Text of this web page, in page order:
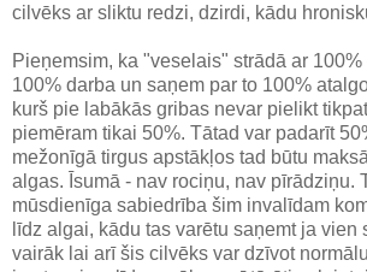
cilvēks ar sliktu redzi, dzirdi, kādu
Pieņemsim, ka "veselais" strādā ar
100% darba un saņem par to 100%
kurš pie labākās gribas nevar pielikt
piemēram tikai 50%. Tātad var padarīt
mežonīgā tirgus apstākļos tad būtu
algas. Īsumā - nav rociņu, nav pīrādziņu.
mūsdienīga sabiedrība šim invalīdam
līdz algai, kādu tas varētu saņemt ja vien
vairāk lai arī šis cilvēks var dzīvot